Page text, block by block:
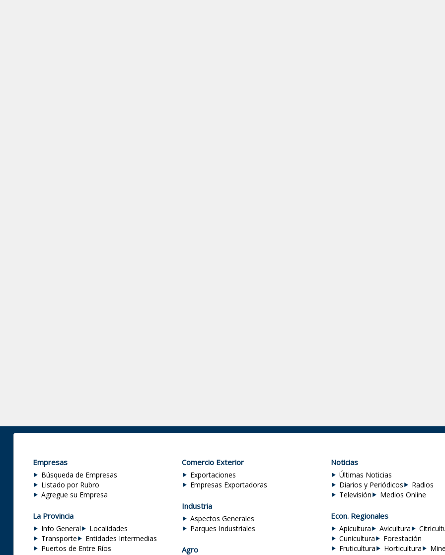
Empresas
Búsqueda de Empresas
Listado por Rubro
Agregue su Empresa
La Provincia
Info General
Localidades
Transporte
Entidades Intermedias
Puertos de Entre Ríos
Comercio Exterior
Exportaciones
Empresas Exportadoras
Industria
Aspectos Generales
Parques Industriales
Agro
Noticias
Últimas Noticias
Diarios y Periódicos
Radios
Televisión
Medios Online
Econ. Regionales
Apicultura Avicultura
Cunicultura
Forestación
Fruticultura
Horticultura